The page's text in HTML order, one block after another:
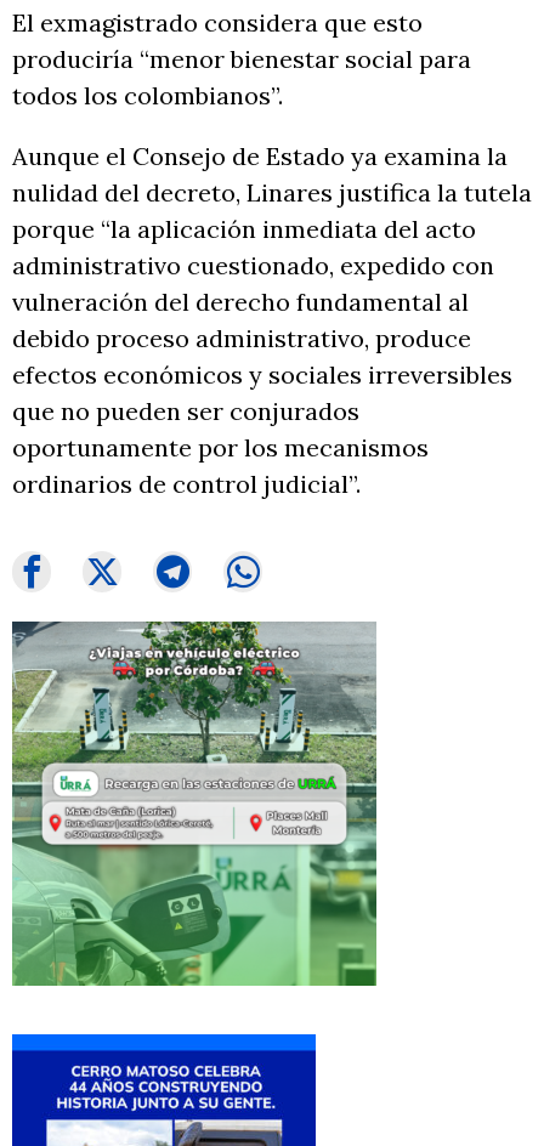
El exmagistrado considera que esto
produciría “menor bienestar social para
todos los colombianos”.
Aunque el Consejo de Estado ya examina la
nulidad del decreto, Linares justifica la tutela
porque “la aplicación inmediata del acto
administrativo cuestionado, expedido con
vulneración del derecho fundamental al
debido proceso administrativo, produce
efectos económicos y sociales irreversibles
que no pueden ser conjurados
oportunamente por los mecanismos
ordinarios de control judicial”.